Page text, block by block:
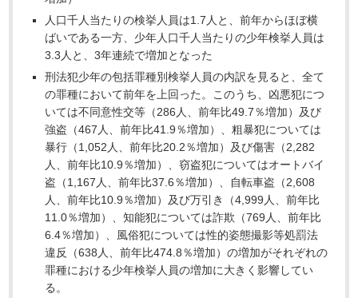
人口千人当たりの検挙人員は1.7人と、前年からほぼ横
ばいである一方、少年人口千人当たりの少年検挙人員は
3.3人と、3年連続で増加となった
刑法犯少年の包括罪種別検挙人員の内訳を見ると、全て
の罪種において前年を上回った。このうち、凶悪犯につ
いては不同意性交等（286人、前年比49.7％増加）及び
強盗（467人、前年比41.9％増加）、粗暴犯については
暴行（1,052人、前年比20.2％増加）及び傷害（2,282
人、前年比10.9％増加）、窃盗犯についてはオートバイ
盗（1,167人、前年比37.6％増加）、自転車盗（2,608
人、前年比10.9％増加）及び万引き（4,999人、前年比
11.0％増加）、知能犯については詐欺（769人、前年比
6.4％増加）、風俗犯については性的姿態撮影等処罰法
違反（638人、前年比474.8％増加）の増加がそれぞれの
罪種における少年検挙人員の増加に大きく影響してい
る。